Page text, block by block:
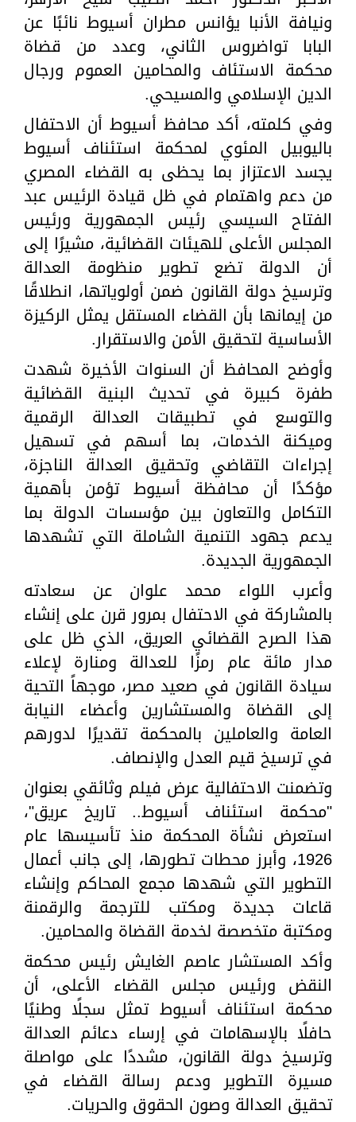
ونيافة الأنبا يؤانس مطران أسيوط نائبًا عن
البابا تواضروس الثاني، وعدد من قضاة
محكمة الاستئاف والمحامين العموم ورجال
الدين الإسلامي والمسيحي.
وفي كلمته، أكد محافظ أسيوط أن الاحتفال
باليوبيل المئوي لمحكمة استئناف أسيوط
يجسد الاعتزاز بما يحظى به القضاء المصري
من دعم واهتمام في ظل قيادة الرئيس عبد
الفتاح السيسي رئيس الجمهورية ورئيس
المجلس الأعلى للهيئات القضائية، مشيرًا إلى
أن الدولة تضع تطوير منظومة العدالة
وترسيخ دولة القانون ضمن أولوياتها، انطلاقًا
من إيمانها بأن القضاء المستقل يمثل الركيزة
الأساسية لتحقيق الأمن والاستقرار.
وأوضح المحافظ أن السنوات الأخيرة شهدت
طفرة كبيرة في تحديث البنية القضائية
والتوسع في تطبيقات العدالة الرقمية
وميكنة الخدمات، بما أسهم في تسهيل
إجراءات التقاضي وتحقيق العدالة الناجزة،
مؤكدًا أن محافظة أسيوط تؤمن بأهمية
التكامل والتعاون بين مؤسسات الدولة بما
يدعم جهود التنمية الشاملة التي تشهدها
الجمهورية الجديدة.
وأعرب اللواء محمد علوان عن سعادته
بالمشاركة في الاحتفال بمرور قرن على إنشاء
هذا الصرح القضائي العريق، الذي ظل على
مدار مائة عام رمزًا للعدالة ومنارة لإعلاء
سيادة القانون في صعيد مصر، موجهاً التحية
إلى القضاة والمستشارين وأعضاء النيابة
العامة والعاملين بالمحكمة تقديرًا لدورهم
في ترسيخ قيم العدل والإنصاف.
وتضمنت الاحتفالية عرض فيلم وثائقي بعنوان
"محكمة استئناف أسيوط.. تاريخ عريق"،
استعرض نشأة المحكمة منذ تأسيسها عام
1926، وأبرز محطات تطورها، إلى جانب أعمال
التطوير التي شهدها مجمع المحاكم وإنشاء
قاعات جديدة ومكتب للترجمة والرقمنة
ومكتبة متخصصة لخدمة القضاة والمحامين.
وأكد المستشار عاصم الغايش رئيس محكمة
النقض ورئيس مجلس القضاء الأعلى، أن
محكمة استئناف أسيوط تمثل سجلًا وطنيًا
حافلًا بالإسهامات في إرساء دعائم العدالة
وترسيخ دولة القانون، مشددًا على مواصلة
مسيرة التطوير ودعم رسالة القضاء في
تحقيق العدالة وصون الحقوق والحريات.